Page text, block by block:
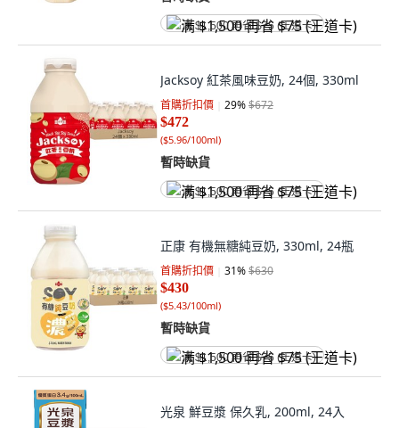
满 $1,500 再省 $75 (王道卡)
Jacksoy 紅茶風味豆奶, 24個, 330ml
首購折扣價 29%$672
$472
($5.96/100ml)
暫時缺貨
满 $1,500 再省 $75 (王道卡)
正康 有機無糖純豆奶, 330ml, 24瓶
首購折扣價 31%$630
$430
($5.43/100ml)
暫時缺貨
满 $1,500 再省 $75 (王道卡)
光泉 鮮豆漿 保久乳, 200ml, 24入